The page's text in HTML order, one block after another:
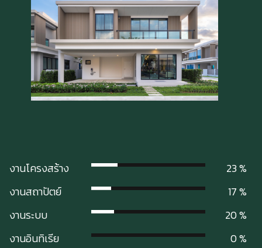
งานโครงสร้าง
23
งานสถาปัตย์
17
งานระบบ
20
งานอินทิเรีย
0